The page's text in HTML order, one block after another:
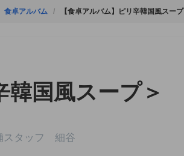
食卓アルバム 【食卓アルバム】 ピリ辛韓国風スープ
韓国風スープ＞
スタッフ 細谷